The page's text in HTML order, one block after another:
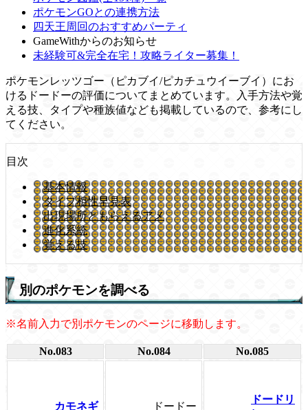
ポケモンGOとの連携方法
四天王周回のおすすめパーティ
GameWithからのお知らせ
未経験可&完全在宅！攻略ライター募集！
ポケモンレッツゴー（ピカブイ/ピカチュウイーブイ）にお
けるドードーの評価についてまとめています。入手方法や覚
える技、タイプや種族値なども掲載しているので、参考にし
てください。
目次
基本情報
タイプ相性早見表
出現場所ともらえるアメ
進化系統
覚える技
別のポケモンを調べる
※名前入力で別ポケモンのページに移動します。
No.083 No.084 No.085
カモネギ ドードー
ドードリ